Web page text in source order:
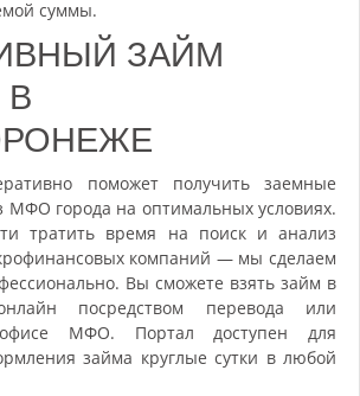
суммы.
ЗАЙМ
В
поможет получить заемные
МФО города на оптимальных условиях.
тратить время на поиск и анализ
компаний — мы сделаем
Вы сможете взять займ в
посредством перевода или
МФО. Портал доступен для
займа круглые сутки в любой